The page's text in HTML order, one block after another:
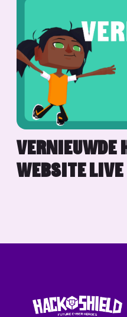
VERNIEUWDE
WEBSITE LIVE